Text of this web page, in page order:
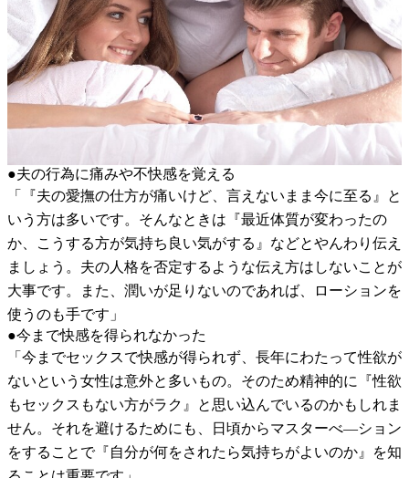
●夫の行為に痛みや不快感を覚える
「『夫の愛撫の仕方が痛いけど、言えないまま今に至る』と
いう方は多いです。そんなときは『最近体質が変わったの
か、こうする方が気持ち良い気がする』などとやんわり伝え
ましょう。夫の人格を否定するような伝え方はしないことが
大事です。また、潤いが足りないのであれば、ローションを
使うのも手です」
●今まで快感を得られなかった
「今までセックスで快感が得られず、長年にわたって性欲が
ないという女性は意外と多いもの。そのため精神的に『性欲
もセックスもない方がラク』と思い込んでいるのかもしれま
せん。それを避けるためにも、日頃からマスターべ―ション
をすることで『自分が何をされたら気持ちがよいのか』を知